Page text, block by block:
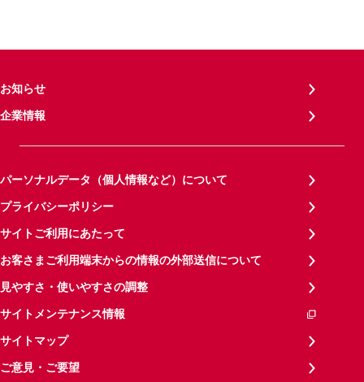
お知らせ
企業情報
パーソナルデータ（個人情報など）について
プライバシーポリシー
サイトご利用にあたって
お客さまご利用端末からの情報の外部送信について
見やすさ・使いやすさの調整
サイトメンテナンス情報
サイトマップ
ご意見・ご要望